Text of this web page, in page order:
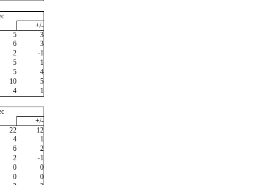
+/-
5
3
6
3
2
-1
5
1
5
4
10
5
4
1
+/-
22
12
4
1
6
2
2
-1
0
0
0
0